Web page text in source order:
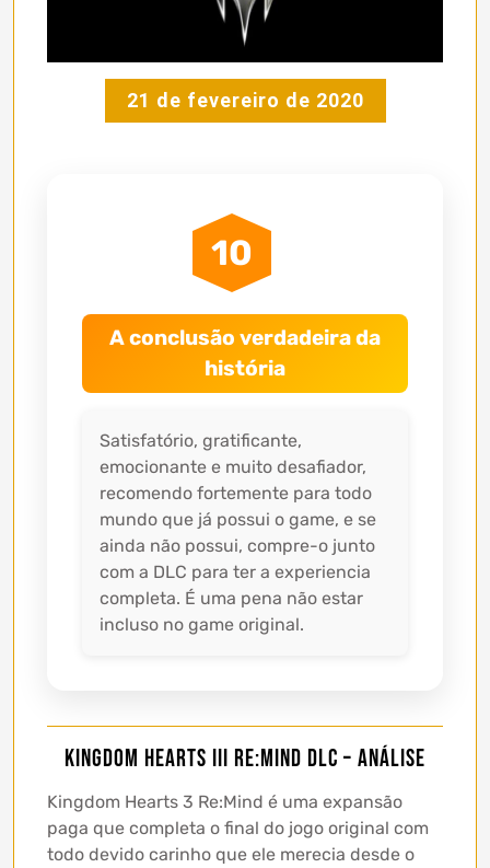
21 de fevereiro de 2020
10
A conclusão verdadeira da
história
Satisfatório, gratificante,
emocionante e muito desafiador,
recomendo fortemente para todo
mundo que já possui o game, e se
ainda não possui, compre-o junto
com a DLC para ter a experiencia
completa. É uma pena não estar
incluso no game original.
Kingdom Hearts III Re:Mind DLC – Análise
Kingdom Hearts 3 Re:Mind é uma expansão
paga que completa o final do jogo original com
todo devido carinho que ele merecia desde o